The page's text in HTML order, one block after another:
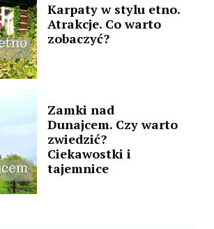
Karpaty w stylu etno.
Atrakcje. Co warto
zobaczyć?
Zamki nad
Dunajcem. Czy warto
zwiedzić?
Ciekawostki i
tajemnice